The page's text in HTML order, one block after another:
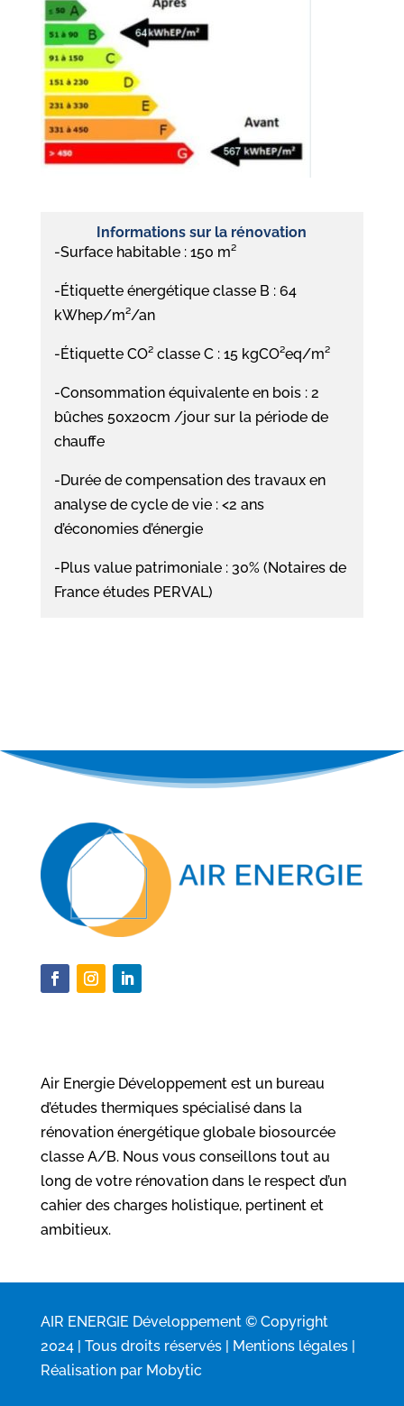
Informations sur la rénovation
-Surface habitable : 150 m²
-Étiquette énergétique classe B : 64
kWhep/m²/an
-Étiquette CO² classe C : 15 kgCO²eq/m²
-Consommation équivalente en bois : 2
bûches 50x20cm /jour sur la période de
chauffe
-Durée de compensation des travaux en
analyse de cycle de vie : <2 ans
d’économies d’énergie
-Plus value patrimoniale : 30% (Notaires de
France études PERVAL)
Air Energie Développement est un bureau
d’études thermiques spécialisé dans la
rénovation énergétique globale biosourcée
classe A/B. Nous vous conseillons tout au
long de votre rénovation dans le respect d’un
cahier des charges holistique, pertinent et
ambitieux.
AIR ENERGIE Développement © Copyright
2024 | Tous droits réservés | Mentions légales|
Réalisation par Mobytic